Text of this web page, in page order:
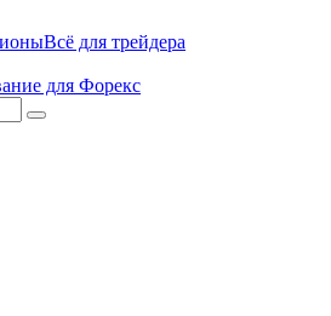
Всё для трейдера
для Форекс